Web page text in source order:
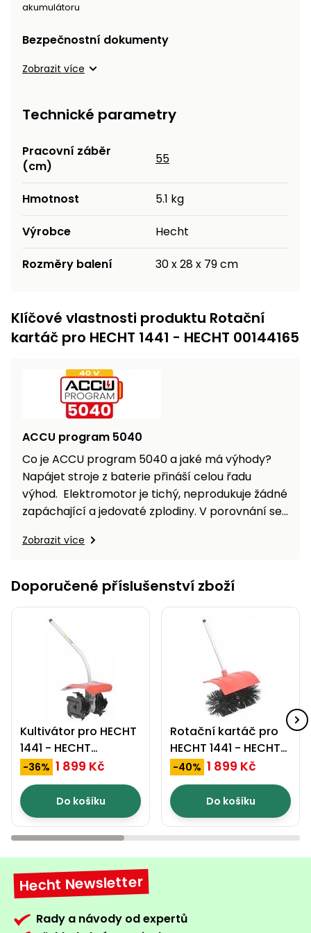
akumulátoru
Bezpečnostní dokumenty
Zobrazit více
Technické parametry
Pracovní záběr
(cm)
55
Hmotnost 5.1 kg
Výrobce Hecht
Rozměry balení 30 x 28 x 79 cm
Klíčové vlastnosti produktu Rotační
kartáč pro HECHT 1441 - HECHT 00144165
ACCU program 5040
Co je ACCU program 5040 a jaké má výhody?
Napájet stroje z baterie přináší celou řadu
výhod. Elektromotor je tichý, neprodukuje žádné
zapáchající a jedovaté zplodiny. V porovnání se
startovat, provádět pravidelnou údržbu, měnit
spolehlivější než poměrně složitý spalovací
motor. U běžného elektrického stroje je ale…
Zobrazit více
Doporučené příslušenství zboží
Kultivátor pro HECHT
1441 - HECHT
00144163
-36% 1 899 Kč
Do košíku
Rotační kartáč pro
HECHT 1441 - HECHT
00144165
-40% 1 899 Kč
Do košíku
Hecht Newsletter
Rady a návody od expertů